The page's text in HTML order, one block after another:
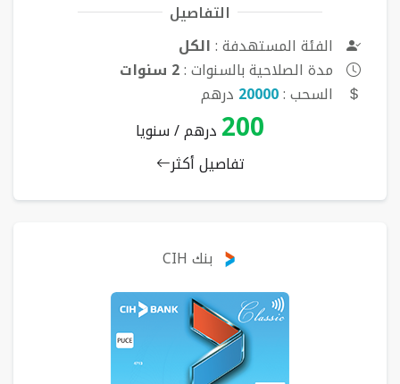
التفاصيل
الفئة المستهدفة :الكل
مدة الصلاحية بالسنوات :2 سنوات
السحب :20000 درهم
200 درهم / سنويا
تفاصيل أكثر
بنك CIH